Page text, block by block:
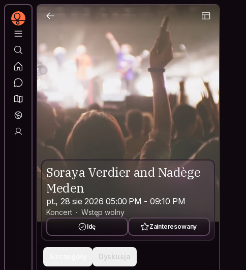
Soraya Verdier and Nadège
Meden
pt., 28 sie 2026 05:00 PM - 09:10 PM
Koncert Wstęp wolny
Idę Zainteresowany
Dyskusja